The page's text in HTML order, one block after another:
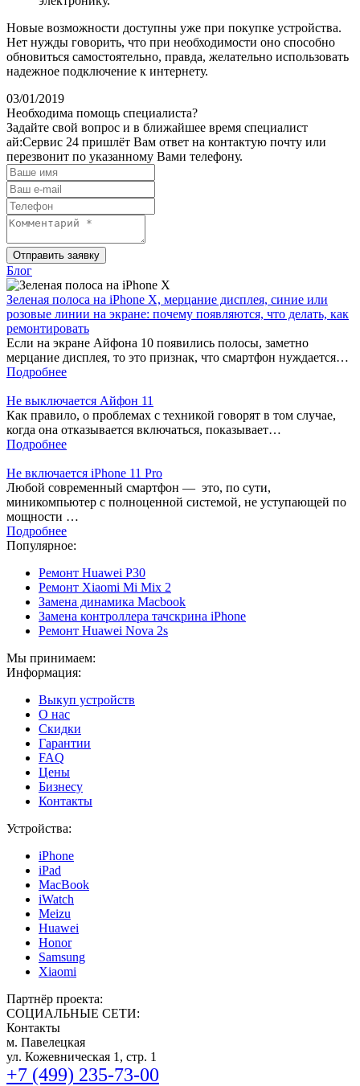
Новые возможности доступны уже при покупке устройства.
Нет нужды говорить, что при необходимости оно способно
обновиться самостоятельно, правда, желательно использовать
надежное подключение к интернету.
03/01/2019
Необходима помощь специалиста?
Задайте свой вопрос и в ближайшее время специалист
ай:Сервис 24 пришлёт Вам ответ на контактую почту или
перезвонит по указанному Вами телефону.
Отправить заявку
Блог
Зеленая полоса на iPhone X, мерцание дисплея, синие или
розовые линии на экране: почему появляются, что делать, как
ремонтировать
Если на экране Айфона 10 появились полосы, заметно
мерцание дисплея, то это признак, что смартфон нуждается…
Подробнее
Не выключается Айфон 11
Как правило, о проблемах с техникой говорят в том случае,
когда она отказывается включаться, показывает…
Подробнее
Не включается iPhone 11 Pro
Любой современный смартфон — это, по сути,
миникомпьютер с полноценной системой, не уступающей по
мощности …
Подробнее
Популярное:
Ремонт Huawei P30
Ремонт Xiaomi Mi Mix 2
Замена динамика Macbook
Замена контроллера тачскрина iPhone
Ремонт Huawei Nova 2s
Мы принимаем:
Информация:
Выкуп устройств
О нас
Скидки
Гарантии
FAQ
Цены
Бизнесу
Контакты
Устройства:
iPhone
iPad
MacBook
iWatch
Meizu
Huawei
Honor
Samsung
Xiaomi
Партнёр проекта:
СОЦИАЛЬНЫЕ СЕТИ:
Контакты
м. Павелецкая
ул. Кожевническая 1, стр. 1
+7 (499) 235-73-00